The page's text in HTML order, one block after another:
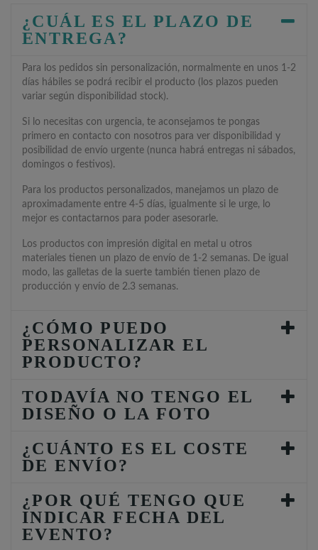
¿CUÁL ES EL PLAZO DE
ENTREGA?
Para los pedidos sin personalización, normalmente en unos 1-2
días hábiles se podrá recibir el producto (los plazos pueden
variar según disponibilidad stock).
Si lo necesitas con urgencia, te aconsejamos te pongas
primero en contacto con nosotros para ver disponibilidad y
posibilidad de envío urgente (nunca habrá entregas ni sábados,
domingos o festivos).
Para los productos personalizados, manejamos un plazo de
aproximadamente entre 4-5 días, igualmente si le urge, lo
mejor es contactarnos para poder asesorarle.
Los productos con impresión digital en metal u otros
materiales tienen un plazo de envío de 1-2 semanas. De igual
modo, las galletas de la suerte también tienen plazo de
producción y envío de 2.3 semanas.
¿CÓMO PUEDO
PERSONALIZAR EL
PRODUCTO?
TODAVÍA NO TENGO EL
DISEÑO O LA FOTO
¿CUÁNTO ES EL COSTE
DE ENVÍO?
¿POR QUÉ TENGO QUE
INDICAR FECHA DEL
EVENTO?